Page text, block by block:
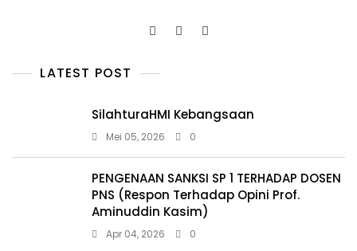
LATEST POST
SilahturaHMI Kebangsaan
Mei 05, 2026 0
PENGENAAN SANKSI SP 1 TERHADAP DOSEN
PNS (Respon Terhadap Opini Prof.
Aminuddin Kasim)
Apr 04, 2026 0